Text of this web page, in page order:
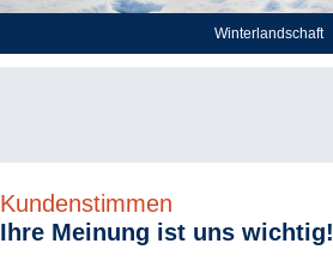
Winterlandschaft
Kundenstimmen
Ihre Meinung ist uns wichtig!